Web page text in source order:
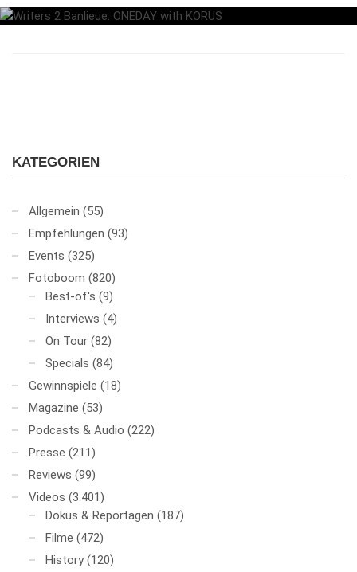
KATEGORIEN
Allgemein (55)
Empfehlungen (93)
Events (325)
Fotoboom (820)
Best-of's (9)
Interviews (4)
On Tour (82)
Specials (84)
Gewinnspiele (18)
Magazine (53)
Podcasts & Audio (222)
Presse (211)
Reviews (99)
Videos (3.401)
Dokus & Reportagen (187)
Filme (472)
History (120)